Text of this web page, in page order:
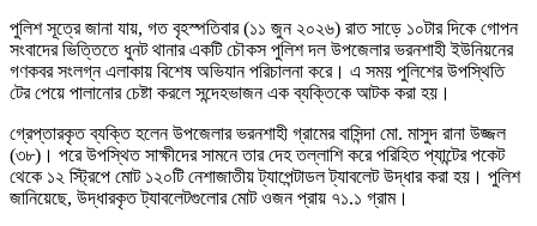
‎পুলিশ সূত্রে জানা যায়, গত বৃহস্পতিবার (১১ জুন ২০২৬) রাত সাড়ে ১০টার দিকে গোপন
সংবাদের ভিত্তিতে ধুনট থানার একটি চৌকস পুলিশ দল উপজেলার ভরনশাহী ইউনিয়নের
গণকবর সংলগ্ন এলাকায় বিশেষ অভিযান পরিচালনা করে। এ সময় পুলিশের উপস্থিতি
টের পেয়ে পালানোর চেষ্টা করলে সন্দেহভাজন এক ব্যক্তিকে আটক করা হয়।
‎গ্রেপ্তারকৃত ব্যক্তি হলেন উপজেলার ভরনশাহী গ্রামের বাসিন্দা মো. মাসুদ রানা উজ্জল
(৩৮)। পরে উপস্থিত সাক্ষীদের সামনে তার দেহ তল্লাশি করে পরিহিত প্যান্টের পকেট
থেকে ১২ স্ট্রিপে মোট ১২০টি নেশাজাতীয় ট্যাপেন্টাডল ট্যাবলেট উদ্ধার করা হয়। পুলিশ
জানিয়েছে, উদ্ধারকৃত ট্যাবলেটগুলোর মোট ওজন প্রায় ৭১.১ গ্রাম।